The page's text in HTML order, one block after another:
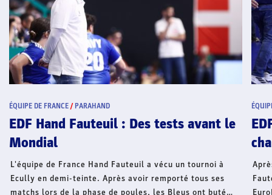
ÉQUIPE DE FRANCE / PARAHAND
EDF Hand Fauteuil : Des tests avant le
Mondial
L'équipe de France Hand Fauteuil a vécu un tournoi à
Ecully en demi-teinte. Après avoir remporté tous ses
matchs lors de la phase de poules, les Bleus ont buté